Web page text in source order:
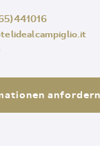
anfordern